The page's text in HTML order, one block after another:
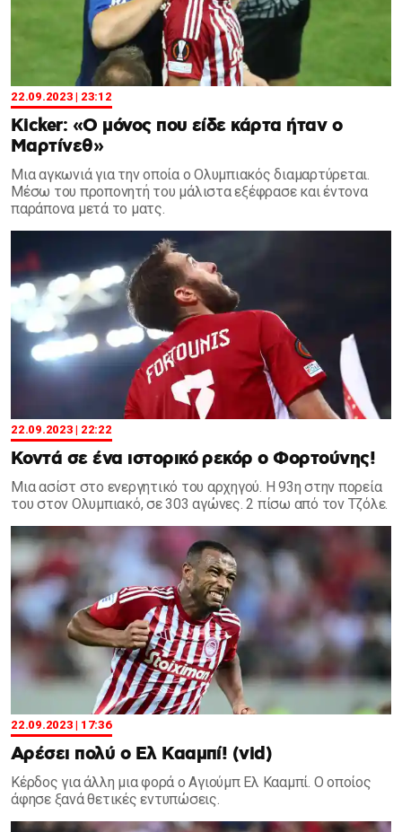
22.09.2023 | 23:12
Kicker: «Ο μόνος που είδε κάρτα ήταν ο
Μαρτίνεθ»
Μια αγκωνιά για την οποία ο Ολυμπιακός διαμαρτύρεται.
Μέσω του προπονητή του μάλιστα εξέφρασε και έντονα
παράπονα μετά το ματς.
22.09.2023 | 22:22
Κοντά σε ένα ιστορικό ρεκόρ ο Φορτούνης!
Μια ασίστ στο ενεργητικό του αρχηγού. Η 93η στην πορεία
του στον Ολυμπιακό, σε 303 αγώνες. 2 πίσω από τον Τζόλε.
22.09.2023 | 17:36
Αρέσει πολύ ο Ελ Κααμπί! (vid)
Kέρδος για άλλη μια φορά ο Αγιούμπ Ελ Κααμπί. Ο οποίος
άφησε ξανά θετικές εντυπώσεις.